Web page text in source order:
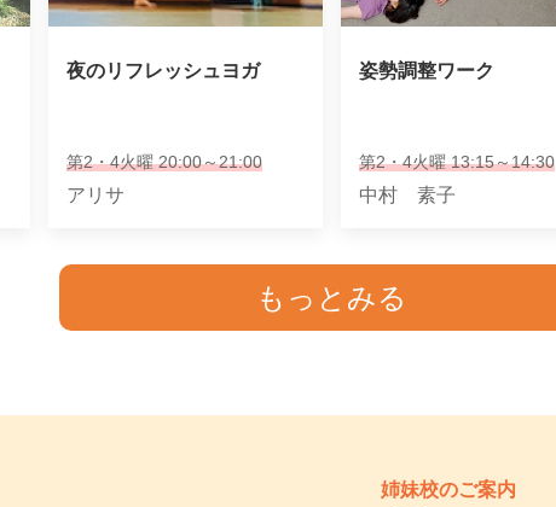
夜のリフレッシュヨガ
第2・4火曜 20:00～21:00
アリサ
姿勢調整ワーク
第2・4火曜 13:15～14:30
中村 素子
もっとみる
姉妹校のご案内